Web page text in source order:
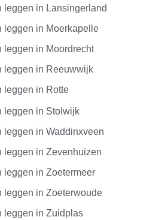
leggen in Lansingerland
leggen in Moerkapelle
leggen in Moordrecht
leggen in Reeuwwijk
leggen in Rotte
leggen in Stolwijk
leggen in Waddinxveen
leggen in Zevenhuizen
leggen in Zoetermeer
leggen in Zoeterwoude
leggen in Zuidplas